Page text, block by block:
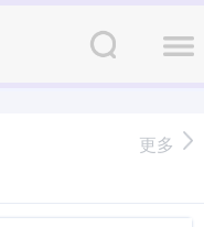
更多